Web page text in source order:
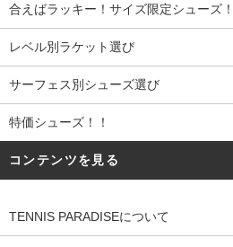
合えばラッキー！サイズ限定シューズ！
レベル別ラケット選び
サーフェス別シューズ選び
特価シューズ！！
コンテンツを見る
TENNIS PARADISEについて